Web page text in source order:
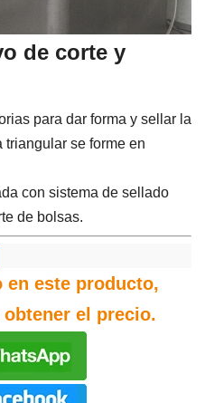
de corte y
para dar forma y sellar la
se forme en
con sistema de sellado
de bolsas.
en este producto,
el precio.